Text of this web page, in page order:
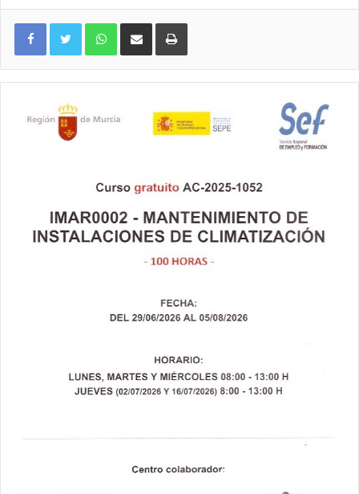
WhatsAppCompartir por correo electrónicoImprimir